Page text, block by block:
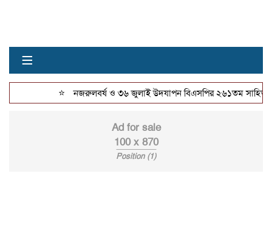
≡
নজরুলবর্ষ ও ৩৬ জুলাই উদযাপন বিএসপির ২৬১তম সাহিত্যসভা
Ad for sale
100 x 870
Position (1)